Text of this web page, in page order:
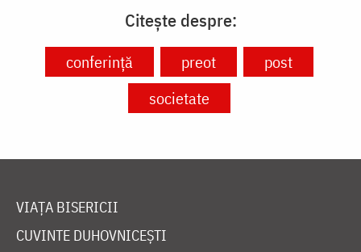
Citește despre:
conferință preot
post
societate
VIAȚA BISERICII
CUVINTE DUHOVNICEȘTI